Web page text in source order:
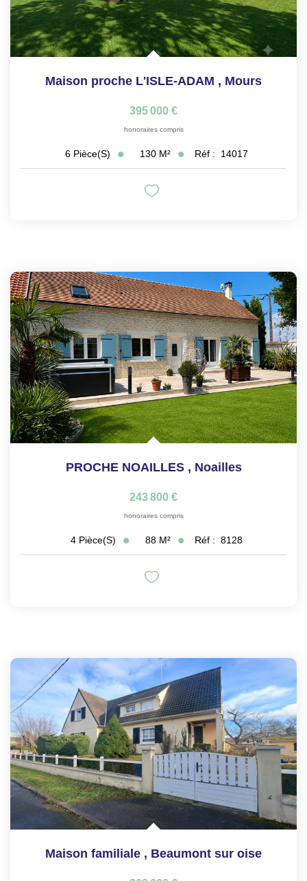
Maison proche L'ISLE-ADAM , Mours
395 000 €
honoraires compris
6 Pièce(s) 130 M² Réf : 14017
PROCHE NOAILLES , Noailles
243 800 €
honoraires compris
4 Pièce(s) 88 M² Réf : 8128
Maison familiale , Beaumont sur oise